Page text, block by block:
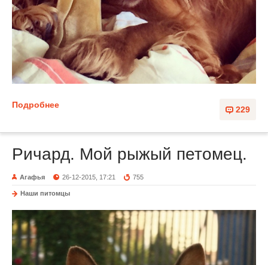
229
Подробнее
Ричард. Мой рыжый петомец.
Агафья 26-12-2015, 17:21 755
Наши питомцы